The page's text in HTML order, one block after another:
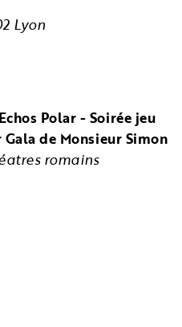
Lyon
Polar - Soirée jeu
de Monsieur Simon
romains